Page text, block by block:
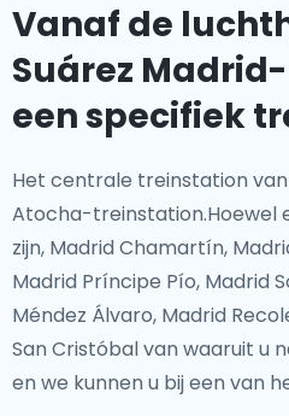
Vanaf de
Suárez
een specifiek
Het centrale treinstation
Atocha-treinstation.Hoewel
zijn, Madrid Chamartín,
Madrid Príncipe Pío, Madrid
Méndez Álvaro, Madrid
San Cristóbal van waaruit u
en we kunnen u bij een van